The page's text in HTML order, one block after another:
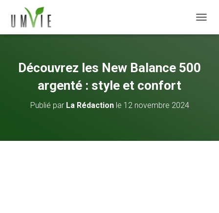
Découvrez les New Balance 500
argenté : style et confort
Publié par La Rédactionle 12 novembre 2024